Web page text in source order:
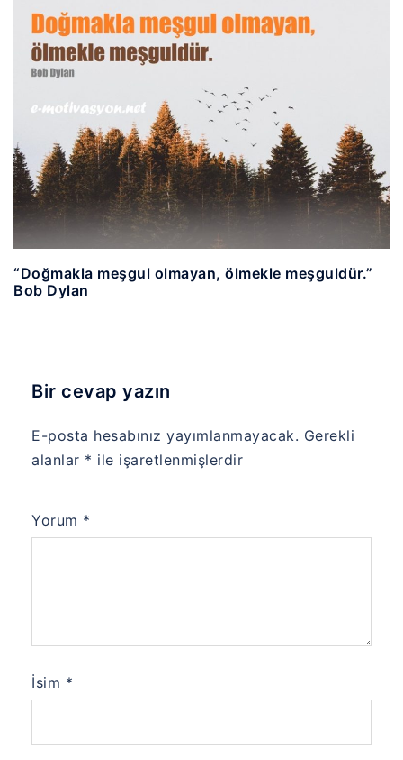
“Doğmakla meşgul olmayan, ölmekle meşguldür.”
Bob Dylan
Bir cevap yazın
E-posta hesabınız yayımlanmayacak. Gerekli
alanlar * ile işaretlenmişlerdir
Yorum *
İsim *